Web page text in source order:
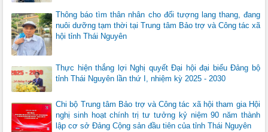
Thông báo tìm thân nhân cho đối tượng lang thang, đang
nuôi dưỡng tạm thời tại Trung tâm Bảo trợ và Công tác xã
hội tỉnh Thái Nguyên
Thực hiện thắng lợi Nghị quyết Đại hội đại biểu Đảng bộ
tỉnh Thái Nguyên lần thứ I, nhiệm kỳ 2025 - 2030
Chi bộ Trung tâm Bảo trợ và Công tác xã hội tham gia Hội
nghị sinh hoạt chính trị tư tưởng kỷ niệm 90 năm thành
lập cơ sở Đảng Cộng sản đầu tiên của tỉnh Thái Nguyên